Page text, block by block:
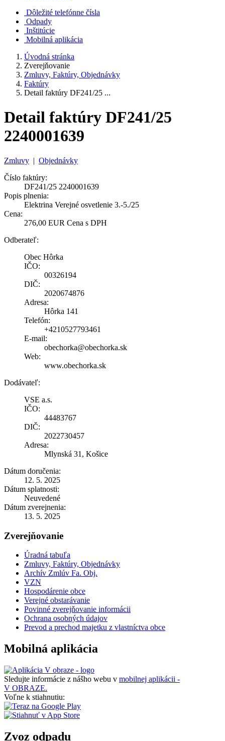
Dôležité telefónne čísla
Odpady
Inštitúcie
Mobilná aplikácia
Úvodná stránka
Zverejňovanie
Zmluvy, Faktúry, Objednávky
Faktúry
Detail faktúry DF241/25 ...
Detail faktúry DF241/25
2240001639
Zmluvy | Objednávky
Číslo faktúry:
DF241/25 2240001639
Popis plnenia:
Elektrina Verejné osvetlenie 3.-5./25
Cena:
276,00 EUR Cena s DPH
Odberateľ:
Obec Hôrka
IČO:
00326194
DIČ:
2020674876
Adresa:
Hôrka 141
Telefón:
+4210527793461
E-mail:
obechorka@obechorka.sk
Web:
www.obechorka.sk
Dodávateľ:
VSE a.s.
IČO:
44483767
DIČ:
2022730457
Adresa:
Mlynská 31, Košice
Dátum doručenia:
12. 5. 2025
Dátum splatnosti:
Neuvedené
Dátum zverejnenia:
13. 5. 2025
Zverejňovanie
Úradná tabuľa
Zmluvy, Faktúry, Objednávky
Archív Zmlúv Fa. Obj.
VZN
Hospodárenie obce
Verejné obstarávanie
Povinné zverejňovanie informácii
Ochrana osobných údajov
Prevod a prechod majetku z vlastníctva obce
Mobilná aplikácia
Sledujte informácie z nášho webu v mobilnej aplikácii -
V OBRAZE.
Voľne k stiahnutiu:
Zvoz odpadu